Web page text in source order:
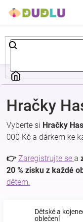
Dětské
a
a
Hračky
Vyberte si Hračky
000 Kč a dárkem ke
👉 Zaregistrujte se a
20 % zisku z každé
dětem.
Dětské a
oblečení